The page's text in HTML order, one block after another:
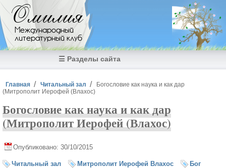
Перейти к основному содержанию
Омилия
Международный
литературный клуб
☰ Разделы сайта
Вы здесь
Главная Читальный зал
Богословие как наука и как дар
(Митрополит Иерофей (Влахос)
Богословие как наука и как дар
(Митрополит Иерофей (Влахос)
Опубликовано: 30/10/2015
Читальный зал Митрополит Иерофей Влахос
Бог